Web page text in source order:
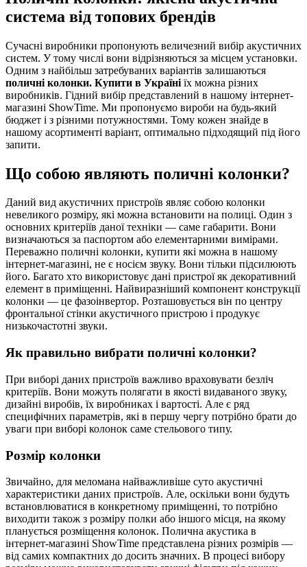
система від топових брендів
Сучасні виробники пропонують величезний вибір акустичних
систем. У тому числі вони відрізняються за місцем установки.
Одним з найбільш затребуваних варіантів залишаються
поличні колонки. Купити в Україні їх можна різних
виробників. Гідний вибір представлений в нашому інтернет-
магазині ShowTime. Ми пропонуємо вироби на будь-який
бюджет і з різними потужностями. Тому кожен знайде в
нашому асортименті варіант, оптимально підходящий під його
запити.
Що собою являють поличні колонки?
Даний вид акустичних пристроїв являє собою колонки
невеликого розміру, які можна встановити на полиці. Один з
основних критеріїв даної техніки — саме габарити. Вони
визначаються за паспортом або елементарними вимірами.
Переважно поличні колонки, купити які можна в нашому
інтернет-магазині, не є носієм звуку. Вони тільки підсилюють
його. Багато хто використовує дані пристрої як декоративний
елемент в приміщенні. Найвиразніший компонент конструкції
колонки — це фазоінвертор. Розташовується він по центру
фронтальної стінки акустичного пристрою і продукує
низькочастотні звуки.
Як правильно вибрати поличні колонки?
При виборі даних пристроїв важливо враховувати безліч
критеріїв. Вони можуть полягати в якості видаваного звуку,
дизайні виробів, їх виробниках і вартості. Але є ряд
специфічних параметрів, які в першу чергу потрібно брати до
уваги при виборі колонок саме стельового типу.
Розмір колонки
Звичайно, для меломана найважливіше суто акустичні
характеристики даних пристроїв. Але, оскільки вони будуть
встановлюватися в конкретному приміщенні, то потрібно
виходити також з розміру полки або іншого місця, на якому
планується розміщення колонок. Полична акустика в
інтернет-магазині ShowTime представлена різних розмірів —
від самих компактних до досить значних. В процесі вибору